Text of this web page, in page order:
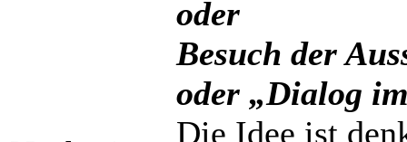
oder
Besuch der
oder „Dialog
Die Idee ist